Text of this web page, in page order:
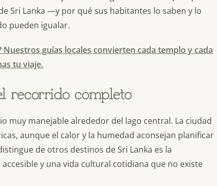
Sri Lanka —y por qué sus habitantes lo saben y lo
pueden igualar.
guías locales convierten cada templo y cada
tu viaje.
recorrido completo
muy manejable alrededor del lago central. La ciudad
aunque el calor y la humedad aconsejan planificar
de otros destinos de Sri Lanka es la
y una vida cultural cotidiana que no existe